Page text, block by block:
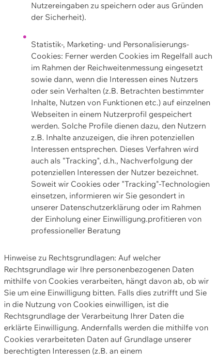
Nutzereingaben zu speichern oder aus Gründen
der Sicherheit).
Statistik-, Marketing- und Personalisierungs-
Cookies: Ferner werden Cookies im Regelfall auch
im Rahmen der Reichweitenmessung eingesetzt
sowie dann, wenn die Interessen eines Nutzers
oder sein Verhalten (z.B. Betrachten bestimmter
Inhalte, Nutzen von Funktionen etc.) auf einzelnen
Webseiten in einem Nutzerprofil gespeichert
werden. Solche Profile dienen dazu, den Nutzern
z.B. Inhalte anzuzeigen, die ihren potenziellen
Interessen entsprechen. Dieses Verfahren wird
auch als "Tracking", d.h., Nachverfolgung der
potenziellen Interessen der Nutzer bezeichnet.
Soweit wir Cookies oder "Tracking"-Technologien
einsetzen, informieren wir Sie gesondert in
unserer Datenschutzerklärung oder im Rahmen
der Einholung einer Einwilligung.profitieren von
professioneller Beratung
Hinweise zu Rechtsgrundlagen: Auf welcher
Rechtsgrundlage wir Ihre personenbezogenen Daten
mithilfe von Cookies verarbeiten, hängt davon ab, ob wir
Sie um eine Einwilligung bitten. Falls dies zutrifft und Sie
in die Nutzung von Cookies einwilligen, ist die
Rechtsgrundlage der Verarbeitung Ihrer Daten die
erklärte Einwilligung. Andernfalls werden die mithilfe von
Cookies verarbeiteten Daten auf Grundlage unserer
berechtigten Interessen (z.B. an einem